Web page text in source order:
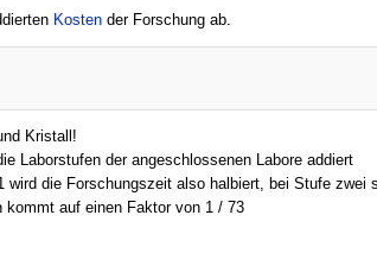
Kostender Forschung ab.
Kristall!
Laborstufen der angeschlossenen Labore addiert
die Forschungszeit also halbiert, bei Stufe
auf einen Faktor von 1 / 73